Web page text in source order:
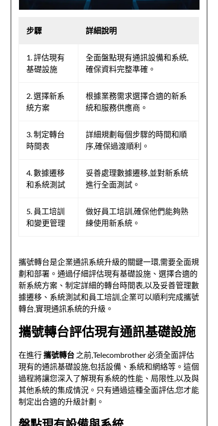
步驟 詳細說明
1. 評估現有
基礎設施
全面盤點現有通訊設備和系統,
確保資料完整準確。
2. 選擇新系
統方案
根據業務需求選擇合適的新系
統和服務供應商。
3. 制定轉台
時間表
詳細規劃每個步驟的時間和順
序,確保過渡順利。
4. 數據遷移
和系統測試
妥善處理數據遷移,並對新系統
進行全面測試。
5. 員工培訓
和變更管理
做好員工培訓,確保他們能夠熟
練使用新系統。
攜號轉台是企業通訊系統升級的關鍵一環,需要全面規
劃和部署。通過仔細評估現有基礎設施、選擇合適的
新系統方案、制定詳細的轉台時間表,以及妥善管理數
據遷移、系統測試和員工培訓,企業可以順利完成攜號
轉台,實現通訊系統的升級。
攜號轉台評估現有通訊基礎設施
在進行攜號轉台 之前,Telecombrother 必須全面評估
現有的通訊基礎設施,包括設備、系統和網絡等。這個
過程將讓您深入了解現有系統的性能、局限性,以及與
其他系統的集成情況。只有通過這種全面評估,您才能
制定出合適的升級計劃。